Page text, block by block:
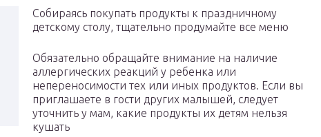
Собираясь покупать продукты к праздничному
детскому столу, тщательно продумайте все меню
Обязательно обращайте внимание на наличие
аллергических реакций у ребенка или
непереносимости тех или иных продуктов. Если вы
приглашаете в гости других малышей, следует
уточнить у мам, какие продукты их детям нельзя
кушать